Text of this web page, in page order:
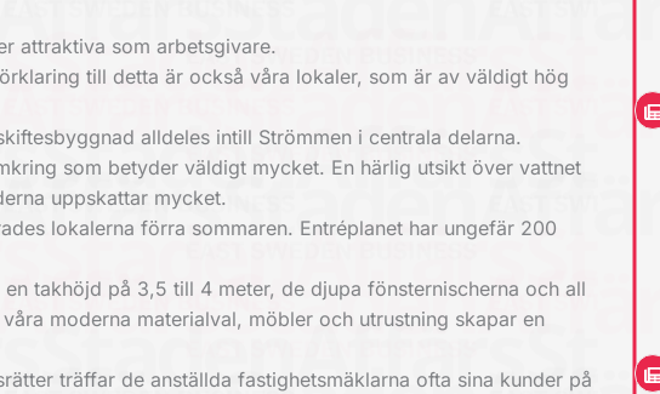
attraktiva som arbetsgivare.
till detta är också våra lokaler, som är av väldigt hög
alldeles intill Strömmen i centrala delarna.
som betyder väldigt mycket. En härlig utsikt över vattnet
uppskattar mycket.
lokalerna förra sommaren. Entréplanet har ungefär 200
takhöjd på 3,5 till 4 meter, de djupa fönsternischerna och all
moderna materialval, möbler och utrustning skapar en
träffar de anställda fastighetsmäklarna ofta sina kunder på